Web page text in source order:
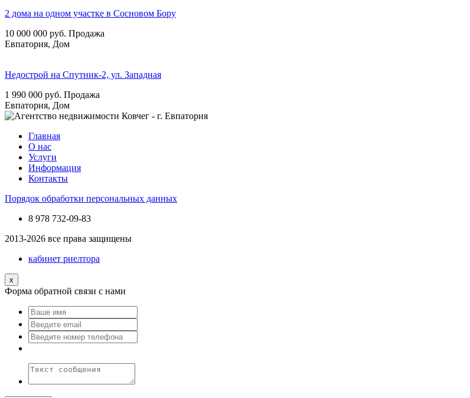
2 дома на одном участке в Сосновом Бору
10 000 000 руб. Продажа
Евпатория, Дом
Недострой на Спутник-2, ул. Западная
1 990 000 руб. Продажа
Евпатория, Дом
Главная
О нас
Услуги
Информация
Контакты
Порядок обработки персональных данных
8 978 732-09-83
2013-2026 все права защищены
кабинет риелтора
x
Форма обратной связи с нами